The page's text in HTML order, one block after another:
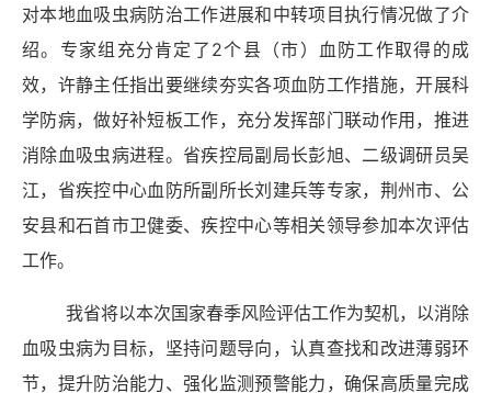
对本地血吸虫病防治工作进展和中转项目执行情况做了介
绍。专家组充分肯定了 2个县（市）血防工作取得的成
效，许静主任指出要继续夯实各项血防工作措施，开展科
学防病，做好补短板工作，充分发挥部门联动作用，推进
消除血吸虫病进程。省疾控局副局长彭旭、二级调研员吴
江，省疾控中心血防所副所长刘建兵等专家，荆州市、公
安县和石首市卫健委、疾控中心等相关领导参加本次评估
工作。
我省将以本次国家春季风险评估工作为契机，以消除
血吸虫病为目标，坚持问题导向，认真查找和改进薄弱环
节，提升防治能力、强化监测预警能力，确保高质量完成